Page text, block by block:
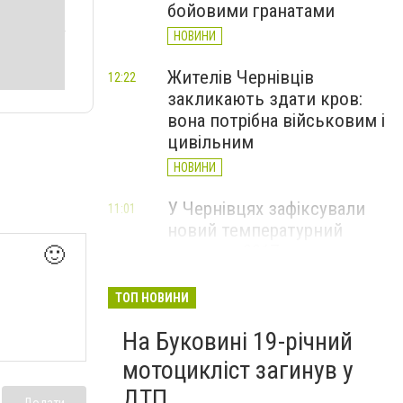
🙂
бойовими гранатами
НОВИНИ
Жителів Чернівців
закликають здати кров:
вона потрібна військовим і
цивільним
НОВИНИ
12:22
У Чернівцях зафіксували
новий температурний
11:01
області обмежили рух
великовагового транспорту
НОВИНИ
ТОП НОВИНИ
На Буковині 19-річний
мотоцикліст загинув у